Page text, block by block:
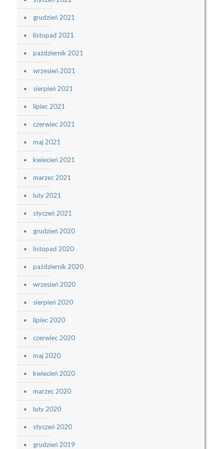
grudzień 2021
listopad 2021
październik 2021
wrzesień 2021
sierpień 2021
lipiec 2021
czerwiec 2021
maj 2021
kwiecień 2021
marzec 2021
luty 2021
styczeń 2021
grudzień 2020
listopad 2020
październik 2020
wrzesień 2020
sierpień 2020
lipiec 2020
czerwiec 2020
maj 2020
kwiecień 2020
marzec 2020
luty 2020
styczeń 2020
grudzień 2019